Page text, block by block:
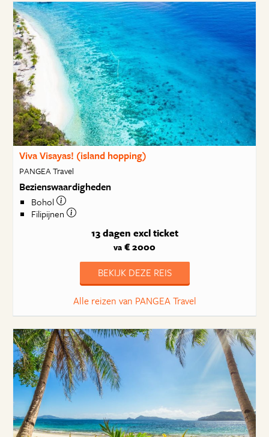
Viva Visayas! (island hopping)
PANGEA Travel
Bezienswaardigheden
Bohol
Filipijnen
13 dagen excl ticket
va € 2000
BEKIJK DEZE REIS
Alle reizen van PANGEA Travel